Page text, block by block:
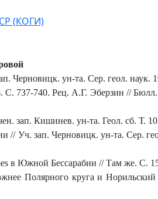
(КОГИ)
Черновицк. ун-та. Сер. геол.
737-740. Рец. А.Г. Эберзин //
зап. Кишинев. ун-та. Геол. сб. Т.
Уч. зап. Черновицк. ун-та. Сер.
в Южной Бессарабии // Там же. С.
Полярного круга и